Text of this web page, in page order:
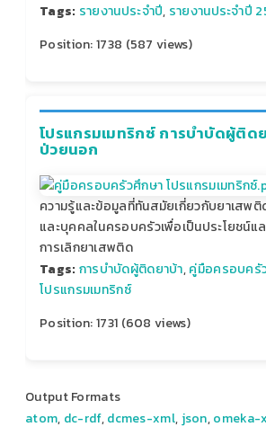
Tags: รายงานประจำปี, รายงานประจำปี
Position:1738 (587 views)
โปรแกรมเมทริกซ์ การบำบัดผู้ติด
ป่วยนอก
ความรู้และข้อมูลที่ทันสมัยเกี่ยวกับยาเสพ
และบุคคลในครอบครัวเพื่อเป็นประโยชน์แ
การเลิกยาเสพติด
Tags: การบำบัดผู้ติดยาบ้า,คู่มือครอบครั
โปรแกรมเมทริกซ์
Position:1731 (608 views)
Output Formats
atom, dc-rdf,dcmes-xml, json,omeka-